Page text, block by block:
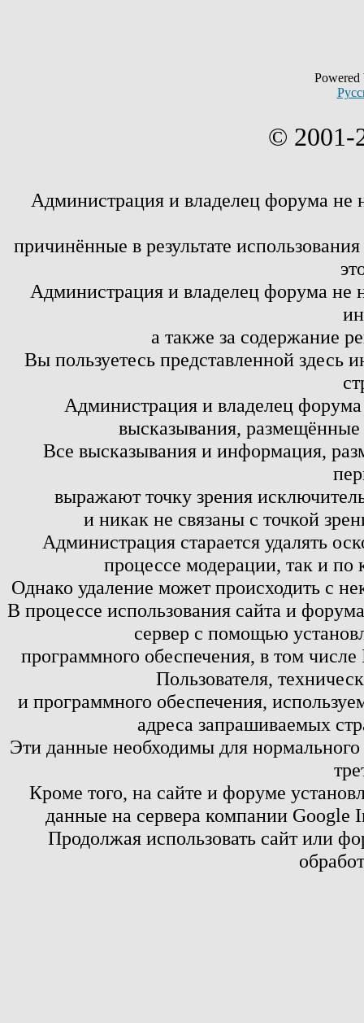
© 2001-
Администрация и владелец форума не
причинённые в результате
Администрация и владелец форума не
а также за содержание
Вы пользуетесь представленной здесь
Администрация и владелец
высказывания,
Все высказывания и информация,
выражают точку зрения
и никак не связаны с точкой
Администрация старается удалять
процессе модерации, так и по
Однако удаление может происходить с
В процессе использования сайта и
сервер с помощью
программного обеспечения, в том
Пользователя,
и программного обеспечения,
адреса запрашиваемых
Эти данные необходимы для
Кроме того, на сайте и форуме
данные на сервера компании
Продолжая использовать сайт или